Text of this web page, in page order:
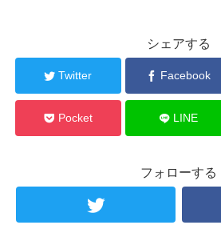
シェアする
Twitter Facebook
Pocket LINE
フォローする